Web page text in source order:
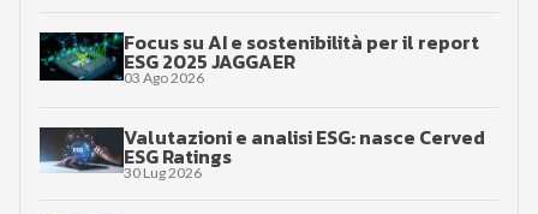
Focus su AI e sostenibilità per il report
ESG 2025 JAGGAER
03 Ago 2026
Valutazioni e analisi ESG: nasce Cerved
ESG Ratings
30 Lug 2026